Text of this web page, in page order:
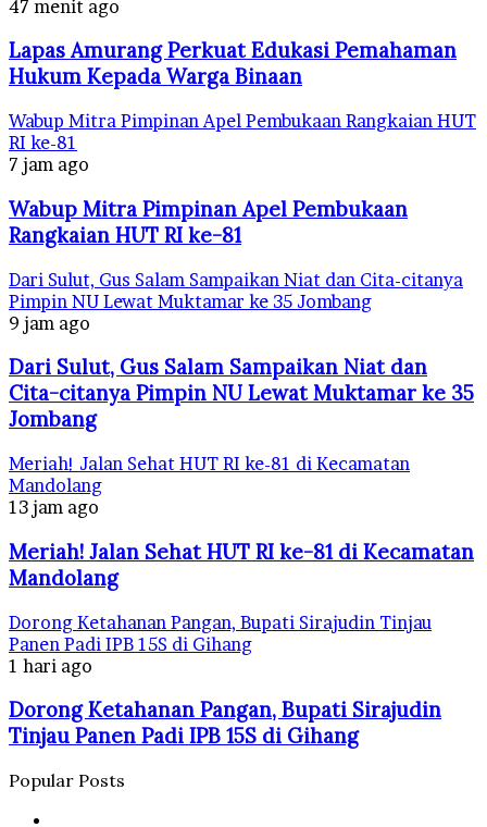
47 menit ago
Lapas Amurang Perkuat Edukasi Pemahaman
Hukum Kepada Warga Binaan
Wabup Mitra Pimpinan Apel Pembukaan Rangkaian HUT
RI ke-81
7 jam ago
Wabup Mitra Pimpinan Apel Pembukaan
Rangkaian HUT RI ke-81
Dari Sulut, Gus Salam Sampaikan Niat dan Cita-citanya
Pimpin NU Lewat Muktamar ke 35 Jombang
9 jam ago
Dari Sulut, Gus Salam Sampaikan Niat dan
Cita-citanya Pimpin NU Lewat Muktamar ke 35
Jombang
Meriah! Jalan Sehat HUT RI ke-81 di Kecamatan
Mandolang
13 jam ago
Meriah! Jalan Sehat HUT RI ke-81 di Kecamatan
Mandolang
Dorong Ketahanan Pangan, Bupati Sirajudin Tinjau
Panen Padi IPB 15S di Gihang
1 hari ago
Dorong Ketahanan Pangan, Bupati Sirajudin
Tinjau Panen Padi IPB 15S di Gihang
Popular Posts